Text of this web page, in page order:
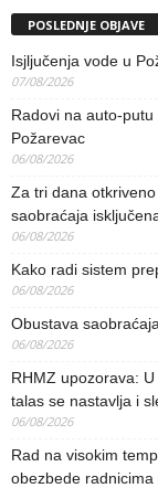
POSLEDNJE OBJAVE
Isjljučenja vode u
07/08/2026
Radovi na auto-
Požarevac
06/08/2026
Za tri dana
saobraćaja
06/08/2026
Kako radi sistem
06/08/2026
Obustava
06/08/2026
RHMZ upozorava:
talas se nastavlja i
06/08/2026
Rad na visokim
obezbede